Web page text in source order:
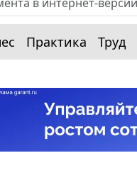
Практика Труд